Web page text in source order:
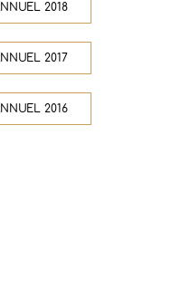
2018
2017
2016